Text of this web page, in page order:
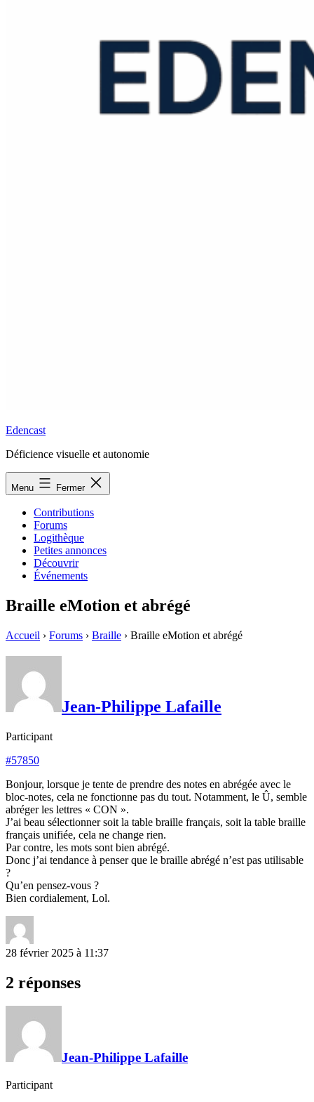
Edencast
Déficience visuelle et autonomie
Menu Fermer
Contributions
Forums
Logithèque
Petites annonces
Découvrir
Événements
Braille eMotion et abrégé
Accueil › Forums › Braille › Braille eMotion et abrégé
Jean-Philippe Lafaille
Participant
#57850
Bonjour, lorsque je tente de prendre des notes en abrégée avec le
bloc-notes, cela ne fonctionne pas du tout. Notamment, le Û, semble
abréger les lettres « CON ».
J’ai beau sélectionner soit la table braille français, soit la table braille
français unifiée, cela ne change rien.
Par contre, les mots sont bien abrégé.
Donc j’ai tendance à penser que le braille abrégé n’est pas utilisable
?
Qu’en pensez-vous ?
Bien cordialement, Lol.
28 février 2025 à 11:37
2 réponses
Jean-Philippe Lafaille
Participant